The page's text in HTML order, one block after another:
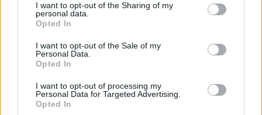
I want to opt-out of the Sharing of my
personal data.
Opted In
I want to opt-out of the Sale of my
Personal Data.
Opted In
I want to opt-out of processing my
Personal Data for Targeted Advertising.
Opted In
CT da Petrogal desafia Montenegro a tomar “posição clara”